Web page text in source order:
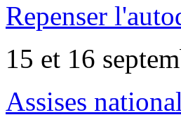
Repenser
15 et 16
Assises